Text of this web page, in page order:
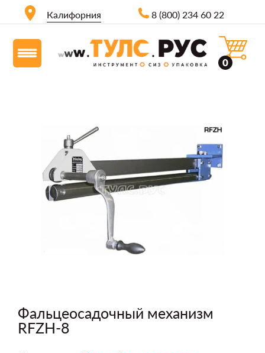
Калифорния 8 (800) 234 60 22
0
Фальцеосадочный механизм
RFZH-8